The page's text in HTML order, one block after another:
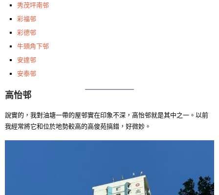
秀茂坪南邨
彩福邨
彩德邨
牛頭角下邨
安達邨
安泰邨
高怡邨
說實的，我對油塘一帶的屋邨實在印象不深，高怡邨就是其中之一。以前
我經常將它和位於地勢較高的高俊苑搞錯，好微妙。